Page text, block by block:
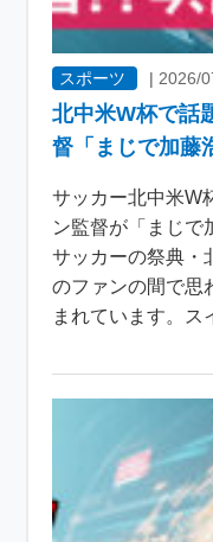
スポーツ | 2026/
北中米W杯で話
督「まじで加藤
サッカー北中米W
ン監督が「まじで
サッカーの祭典・
のファンの間で思
まれています。